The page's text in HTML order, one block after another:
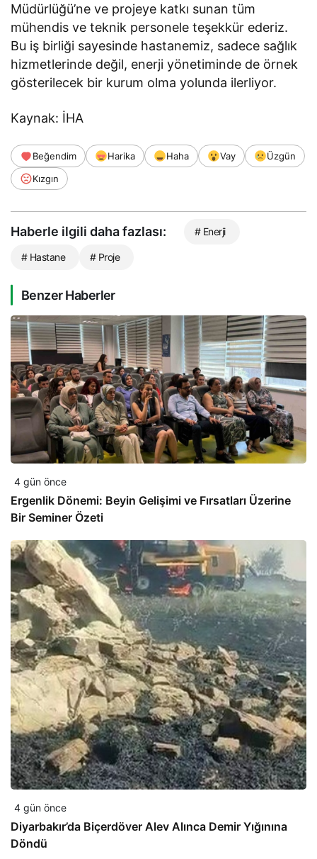
Müdürlüğü’ne ve projeye katkı sunan tüm
mühendis ve teknik personele teşekkür ederiz.
Bu iş birliği sayesinde hastanemiz, sadece sağlık
hizmetlerinde değil, enerji yönetiminde de örnek
gösterilecek bir kurum olma yolunda ilerliyor.
Kaynak: İHA
Beğendim Harika Haha Vay
Üzgün
Kızgın
Haberle ilgili daha fazlası: # Enerji
# Hastane # Proje
Benzer Haberler
4 gün önce
Ergenlik Dönemi: Beyin Gelişimi ve Fırsatları Üzerine
Bir Seminer Özeti
4 gün önce
Diyarbakır’da Biçerdöver Alev Alınca Demir Yığınına
Döndü